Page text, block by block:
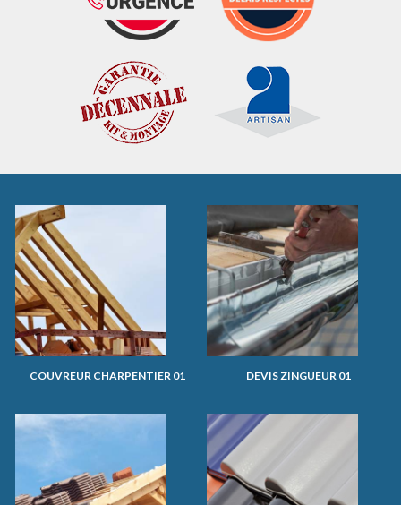
COUVREUR CHARPENTIER 01 DEVIS ZINGUEUR 01